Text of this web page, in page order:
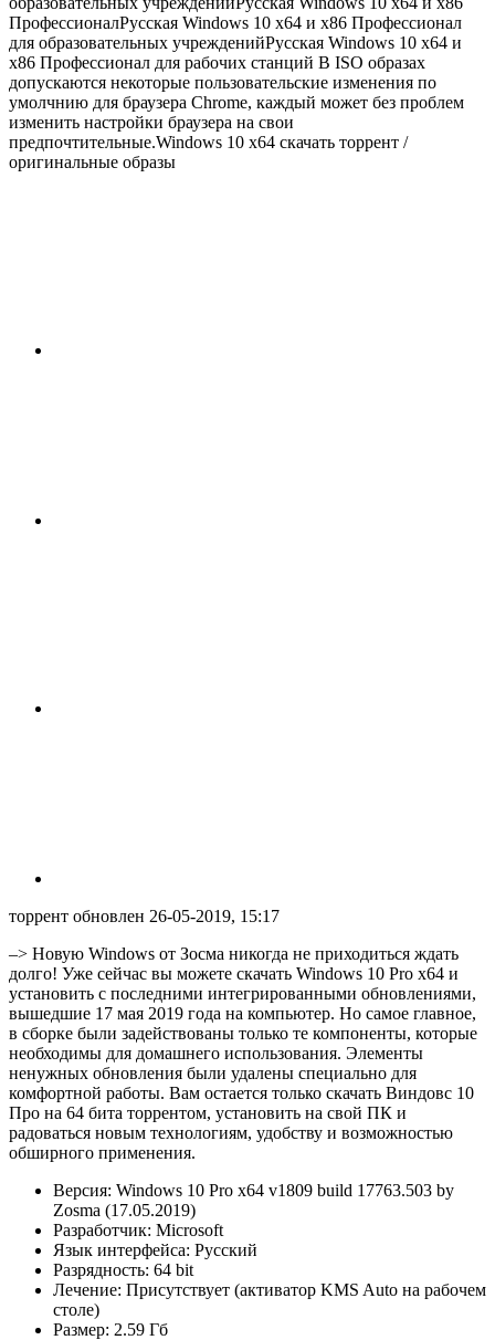
ПрофессионалРусская Windows 10 x64 и x86 Профессионал
для образовательных учрежденийРусская Windows 10 x64 и
x86 Профессионал для рабочих станций В ISO образах
допускаются некоторые пользовательские изменения по
умолчнию для браузера Chrome, каждый может без проблем
изменить настройки браузера на свои
предпочтительные.Windows 10 x64 скачать торрент /
оригинальные образы
торрент обновлен 26-05-2019, 15:17
–> Новую Windows от Зосма никогда не приходиться ждать
долго! Уже сейчас вы можете скачать Windows 10 Pro x64 и
установить с последними интегрированными обновлениями,
вышедшие 17 мая 2019 года на компьютер. Но самое главное,
в сборке были задействованы только те компоненты, которые
необходимы для домашнего использования. Элементы
ненужных обновления были удалены специально для
комфортной работы. Вам остается только скачать Виндовс 10
Про на 64 бита торрентом, установить на свой ПК и
радоваться новым технологиям, удобству и возможностью
обширного применения.
Версия: Windows 10 Pro x64 v1809 build 17763.503 by
Zosma (17.05.2019)
Разработчик: Microsoft
Язык интерфейса: Русский
Разрядность: 64 bit
Лечение: Присутствует (активатор KMS Auto на рабочем
столе)
Размер: 2.59 Гб